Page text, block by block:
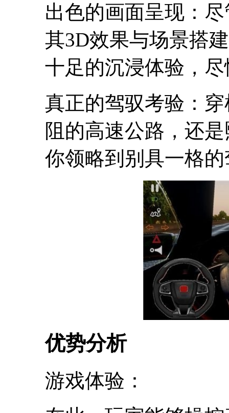
出色的画面呈现：
其3D效果与场景搭
十足的沉浸体验，
真正的驾驭考验：
阻的高速公路，还
你领略到别具一格
优势分析
游戏体验：